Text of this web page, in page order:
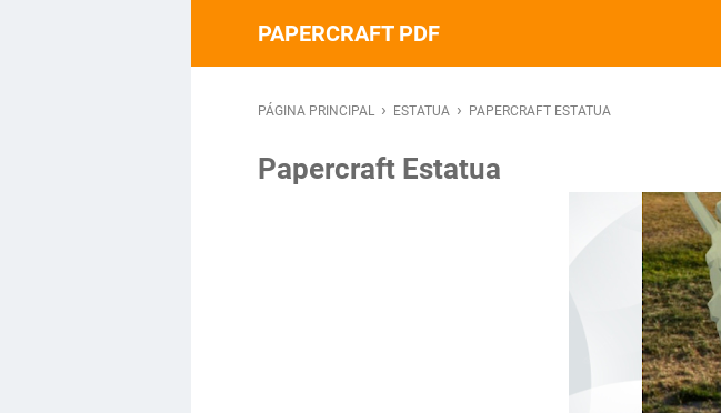
PAPERCRAFT PDF
PÁGINA PRINCIPAL › ESTATUA › PAPERCRAFT ESTATUA
Papercraft Estatua